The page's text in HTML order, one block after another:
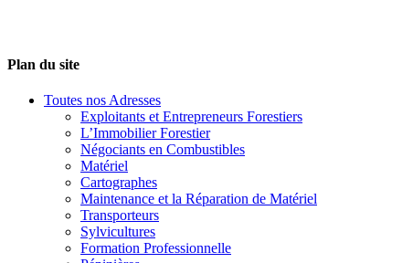
Plan du site
Toutes nos Adresses
Exploitants et Entrepreneurs Forestiers
L’Immobilier Forestier
Négociants en Combustibles
Matériel
Cartographes
Maintenance et la Réparation de Matériel
Transporteurs
Sylvicultures
Formation Professionnelle